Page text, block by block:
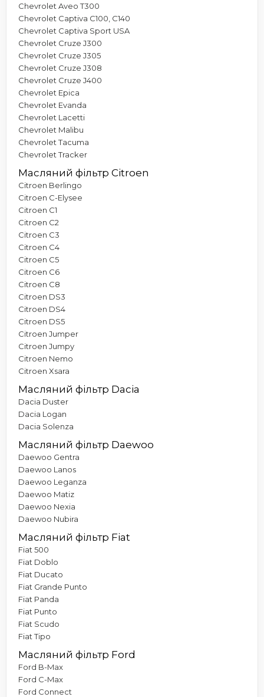
Chevrolet Aveo T300
Chevrolet Captiva C100, C140
Chevrolet Captiva Sport USA
Chevrolet Cruze J300
Chevrolet Cruze J305
Chevrolet Cruze J308
Chevrolet Cruze J400
Chevrolet Epica
Chevrolet Evanda
Chevrolet Lacetti
Chevrolet Malibu
Chevrolet Tacuma
Chevrolet Tracker
Масляний фільтр Citroen
Citroen Berlingo
Citroen C-Elysee
Citroen C1
Citroen C2
Citroen C3
Citroen C4
Citroen C5
Citroen C6
Citroen C8
Citroen DS3
Citroen DS4
Citroen DS5
Citroen Jumper
Citroen Jumpy
Citroen Nemo
Citroen Xsara
Масляний фільтр Dacia
Dacia Duster
Dacia Logan
Dacia Solenza
Масляний фільтр Daewoo
Daewoo Gentra
Daewoo Lanos
Daewoo Leganza
Daewoo Matiz
Daewoo Nexia
Daewoo Nubira
Масляний фільтр Fiat
Fiat 500
Fiat Doblo
Fiat Ducato
Fiat Grande Punto
Fiat Panda
Fiat Punto
Fiat Scudo
Fiat Tipo
Масляний фільтр Ford
Ford B-Max
Ford C-Max
Ford Connect